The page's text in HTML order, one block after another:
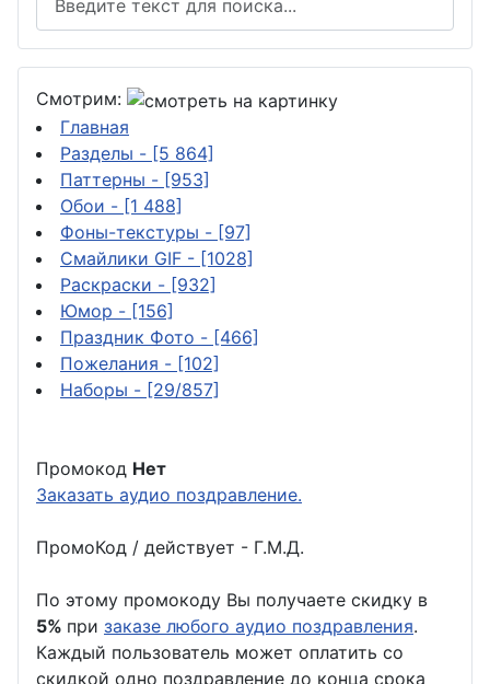
Смотрим:
Главная
Разделы - [5 864]
Паттерны - [953]
Обои - [1 488]
Фоны-текстуры - [97]
Смайлики GIF - [1028]
Раскраски - [932]
Юмор - [156]
Праздник Фото - [466]
Пожелания - [102]
Наборы - [29/857]
Промокод Нет
Заказать аудио поздравление.
ПромоКод / действует - Г.М.Д.
По этому промокоду Вы получаете скидку в
5% при заказе любого аудио поздравления.
Каждый пользователь может оплатить со
скидкой одно поздравление до конца срока